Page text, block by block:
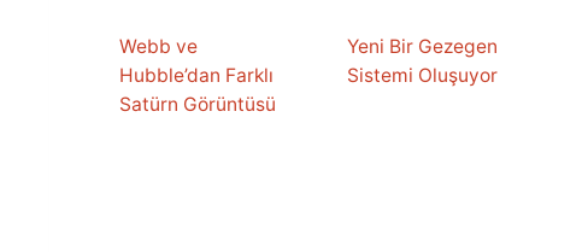
Webb ve
Hubble’dan Farklı
Satürn Görüntüsü
Yeni Bir Gezegen
Sistemi Oluşuyor